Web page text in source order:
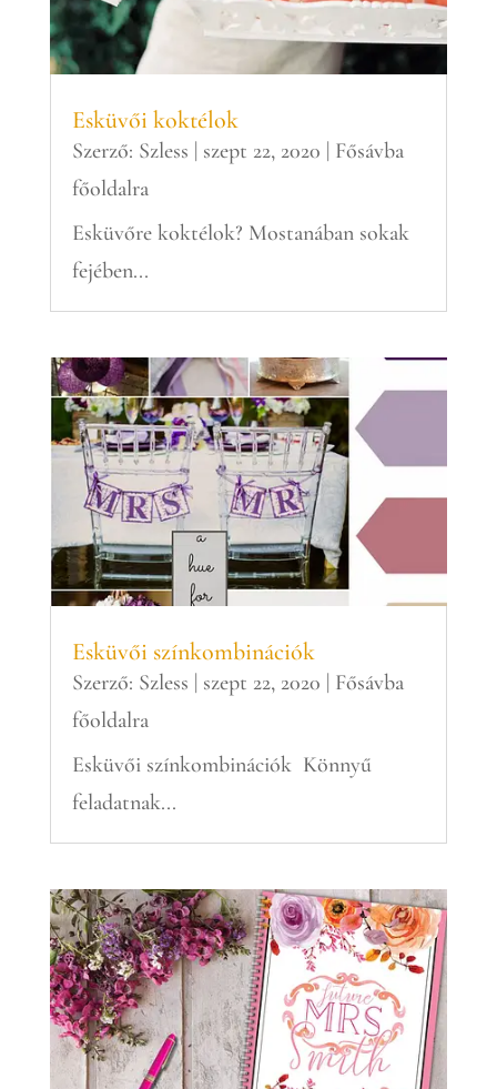
Esküvői koktélok
Szerző: Szless | szept 22, 2020 | Fősávba
főoldalra
Esküvőre koktélok? Mostanában sokak
fejében...
Esküvői színkombinációk
Szerző: Szless | szept 22, 2020 | Fősávba
főoldalra
Esküvői színkombinációk Könnyű
feladatnak...